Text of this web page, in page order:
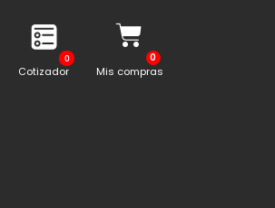
0
Cotizador Mis compras